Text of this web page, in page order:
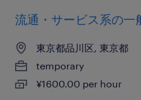
流通・サービス系の一
東京都品川区, 東京都
temporary
¥1600.00 per hour